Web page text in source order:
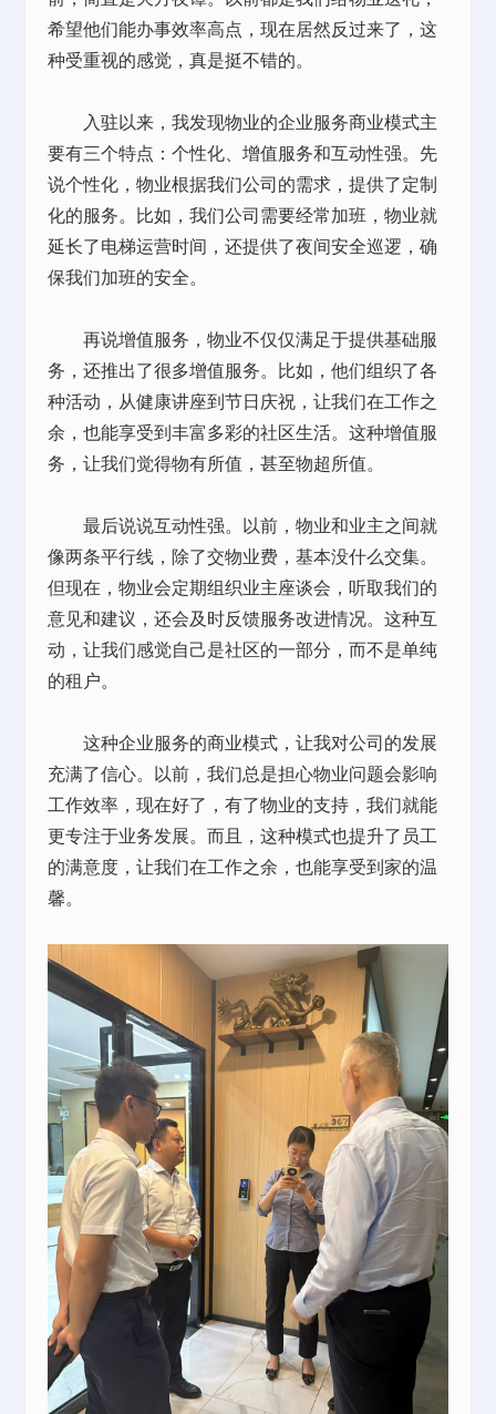
希望他们能办事效率高点，现在居然反过来了，这
种受重视的感觉，真是挺不错的。
入驻以来，我发现物业的企业服务商业模式主
要有三个特点：个性化、增值服务和互动性强。先
说个性化，物业根据我们公司的需求，提供了定制
化的服务。比如，我们公司需要经常加班，物业就
延长了电梯运营时间，还提供了夜间安全巡逻，确
保我们加班的安全。
再说增值服务，物业不仅仅满足于提供基础服
务，还推出了很多增值服务。比如，他们组织了各
种活动，从健康讲座到节日庆祝，让我们在工作之
余，也能享受到丰富多彩的社区生活。这种增值服
务，让我们觉得物有所值，甚至物超所值。
最后说说互动性强。以前，物业和业主之间就
像两条平行线，除了交物业费，基本没什么交集。
但现在，物业会定期组织业主座谈会，听取我们的
意见和建议，还会及时反馈服务改进情况。这种互
动，让我们感觉自己是社区的一部分，而不是单纯
的租户。
这种企业服务的商业模式，让我对公司的发展
充满了信心。以前，我们总是担心物业问题会影响
工作效率，现在好了，有了物业的支持，我们就能
更专注于业务发展。而且，这种模式也提升了员工
的满意度，让我们在工作之余，也能享受到家的温
馨。